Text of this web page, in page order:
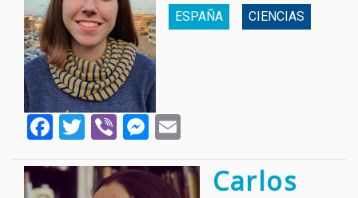
ESPAÑA CIENCIAS
Facebook
Twitter
ViberMessenger
Carlos